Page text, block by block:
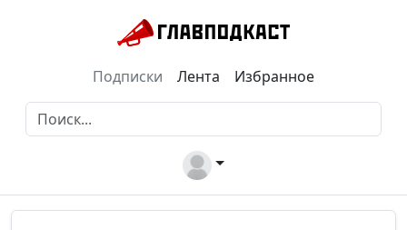
Подписки Лента Избранное